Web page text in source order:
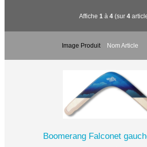
Affiche 1 à 4(sur 4
Image Produit Nom Article
Boomerang Falconet